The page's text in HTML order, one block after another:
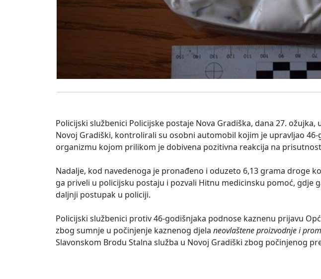
Policijski službenici Policijske postaje Nova Gradiška, dana 27.
Novoj Gradiški, kontrolirali su osobni automobil kojim je upravljao
organizmu kojom prilikom je dobivena pozitivna reakcija na
Nadalje, kod navedenoga je pronađeno i oduzeto 6,13 grama droge
ga priveli u policijsku postaju i pozvali Hitnu medicinsku pomoć, gdje
daljnji postupak u policiji.
Policijski službenici protiv 46-godišnjaka podnose kaznenu prijavu
zbog sumnje u počinjenje kaznenog djela neovlaštene proizvodnje i
Slavonskom Brodu Stalna služba u Novoj Gradiški zbog počinjenog